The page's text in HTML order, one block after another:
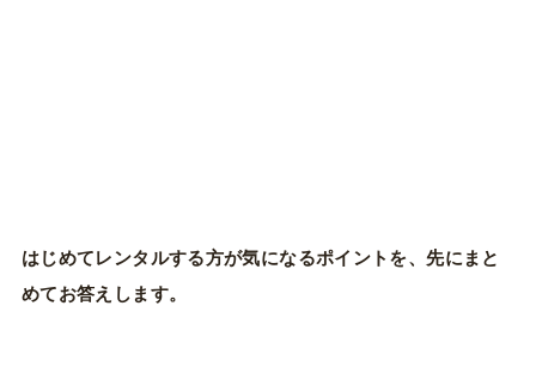
はじめてレンタルする方が気になるポイントを、先にまと
めてお答えします。